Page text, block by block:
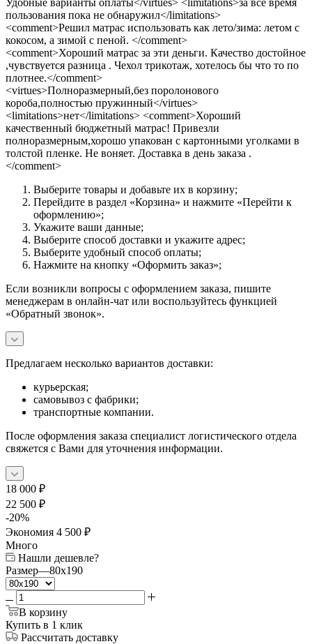
пользования пока не обнаружил</limitations>
<comment>Решил матрас использовать как лето/зима: летом с
кокосом, а зимой с пеной. </comment>
<comment>Хороший матрас за эти деньги. Качество достойное
,чувствуется разница . Чехол трикотаж, хотелось бы что то по
плотнее.</comment>
<virtues>Полноразмерный,без поролонового
короба,полностью пружинный</virtues>
<limitations>нет</limitations> <comment>Хороший
качественный бюджетный матрас! Привезли
полноразмерным,хорошо упакован с картонными уголками в
толстой пленке. Не воняет. Доставка в день заказа .
</comment>
Выберите товары и добавьте их в корзину;
Перейдите в раздел «Корзина» и нажмите «Перейти к
оформлению»;
Укажите ваши данные;
Выберите способ доставки и укажите адрес;
Выберите удобный способ оплаты;
Нажмите на кнопку «Оформить заказ»;
Если возникли вопросы с оформлением заказа, пишите
менеджерам в онлайн-чат или воспользуйтесь функцией
«Обратный звонок».
Предлагаем несколько вариантов доставки:
курьерская;
самовывоз с фабрики;
транспортные компании.
После оформления заказа специалист логистического отдела
свяжется с Вами для уточнения информации.
18 000 ₽
22 500 ₽
-20%
Экономия 4 500 ₽
Много
Нашли дешевле?
Размер—80x190
В корзину
Купить в 1 клик
Рассчитать доставку